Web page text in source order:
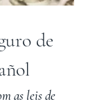
de
as leis de